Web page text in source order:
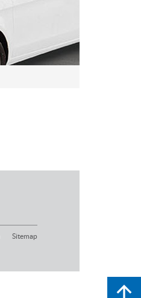
Sitemap